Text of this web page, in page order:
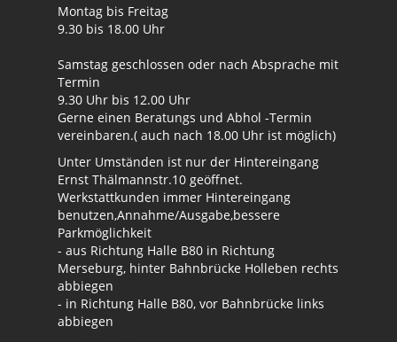
Montag bis Freitag
9.30 bis 18.00 Uhr
Samstag geschlossen oder nach Absprache mit
Termin
9.30 Uhr bis 12.00 Uhr
Gerne einen Beratungs und Abhol -Termin
vereinbaren.( auch nach 18.00 Uhr ist möglich)
Unter Umständen ist nur der Hintereingang
Ernst Thälmannstr.10 geöffnet.
Werkstattkunden immer Hintereingang
benutzen,Annahme/Ausgabe,bessere
Parkmöglichkeit
- aus Richtung Halle B80 in Richtung
Merseburg, hinter Bahnbrücke Holleben rechts
abbiegen
- in Richtung Halle B80, vor Bahnbrücke links
abbiegen